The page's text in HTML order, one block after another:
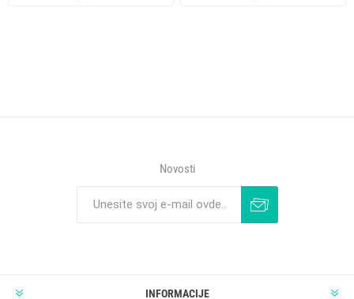
Novosti
INFORMACIJE